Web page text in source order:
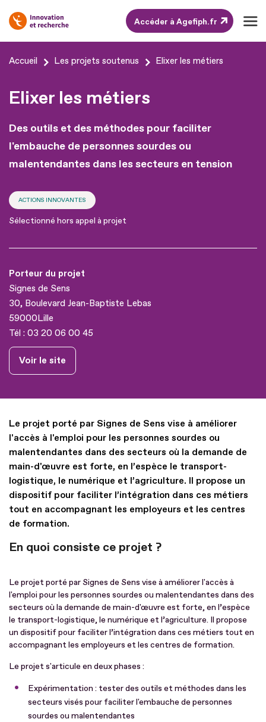
Aller
contenu
au
pied
de
Accéder à Agefiph.fr
Accueil Les projets soutenus Elixer les métiers
Elixer les métiers
Des outils et des méthodes pour faciliter
l'embauche de personnes sourdes ou
malentendantes dans les secteurs en tension
ACTIONS INNOVANTES
Sélectionné hors appel à projet
Porteur du projet
Signes de Sens
30, Boulevard Jean-Baptiste Lebas
59000Lille
Tél : 03 20 06 00 45
Voir le site
Le projet porté par Signes de Sens vise à améliorer
l'accès à l'emploi pour les personnes sourdes ou
malentendantes dans des secteurs où la demande de
main-d'œuvre est forte, en l’espèce le transport-
logistique, le numérique et l’agriculture. Il propose un
dispositif pour faciliter l’intégration dans ces métiers
tout en accompagnant les employeurs et les centres
de formation.
En quoi consiste ce projet ?
Le projet porté par Signes de Sens vise à améliorer l'accès à
l'emploi pour les personnes sourdes ou malentendantes dans des
secteurs où la demande de main-d'œuvre est forte, en l’espèce
le transport-logistique, le numérique et l’agriculture. Il propose
un dispositif pour faciliter l’intégration dans ces métiers tout en
accompagnant les employeurs et les centres de formation.
Le projet s'articule en deux phases :
Expérimentation : tester des outils et méthodes dans les
secteurs visés pour faciliter l'embauche de personnes
sourdes ou malentendantes